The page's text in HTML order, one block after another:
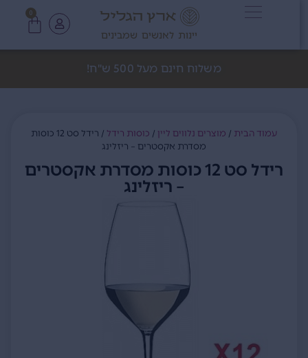
יינות לאנשים שמבינים
משלוח חינם מעל 500 ש"ח!
עמוד הבית/ מוצרים נלווים ליין/ כוסות רידל
/ רידל סט 12 כוסות
מסדרת אקסטרים – ריזלינג
רידל סט 12 כוסות מסדרת אקסטרים
– ריזלינג